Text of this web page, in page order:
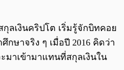
ลเงินคริปโต เริ่มรู้จักบิทคอย
กษาจริง ๆ เมื่อปี 2016 คิดว่า
มาเข้ามาแทนที่สกุลเงินใน